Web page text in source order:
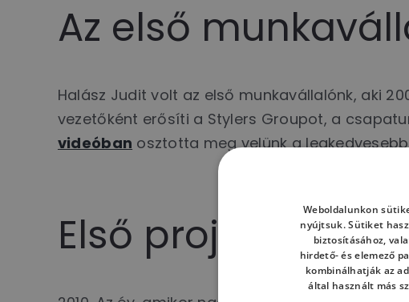
Az első
Halász Judit volt az első munkavállalónk, aki
vezetőként erősíti a Stylers Groupot, a
videóban osztotta meg velünk a
Első projektünk
Weboldalunkon
nyújtsuk. Sütiket
biztosításához,
hirdető- és elemező
kombinálhatják az
által használt más